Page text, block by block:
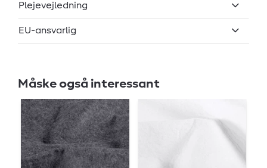
Plejevejledning
EU-ansvarlig
Måske også interessant